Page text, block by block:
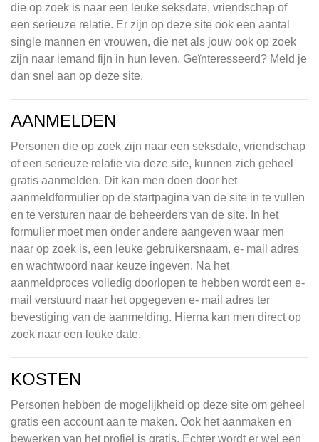
die op zoek is naar een leuke seksdate, vriendschap of
een serieuze relatie. Er zijn op deze site ook een aantal
single mannen en vrouwen, die net als jouw ook op zoek
zijn naar iemand fijn in hun leven. Geïnteresseerd? Meld je
dan snel aan op deze site.
AANMELDEN
Personen die op zoek zijn naar een seksdate, vriendschap
of een serieuze relatie via deze site, kunnen zich geheel
gratis aanmelden. Dit kan men doen door het
aanmeldformulier op de startpagina van de site in te vullen
en te versturen naar de beheerders van de site. In het
formulier moet men onder andere aangeven waar men
naar op zoek is, een leuke gebruikersnaam, e- mail adres
en wachtwoord naar keuze ingeven. Na het
aanmeldproces volledig doorlopen te hebben wordt een e-
mail verstuurd naar het opgegeven e- mail adres ter
bevestiging van de aanmelding. Hierna kan men direct op
zoek naar een leuke date.
KOSTEN
Personen hebben de mogelijkheid op deze site om geheel
gratis een account aan te maken. Ook het aanmaken en
bewerken van het profiel is gratis. Echter wordt er wel een